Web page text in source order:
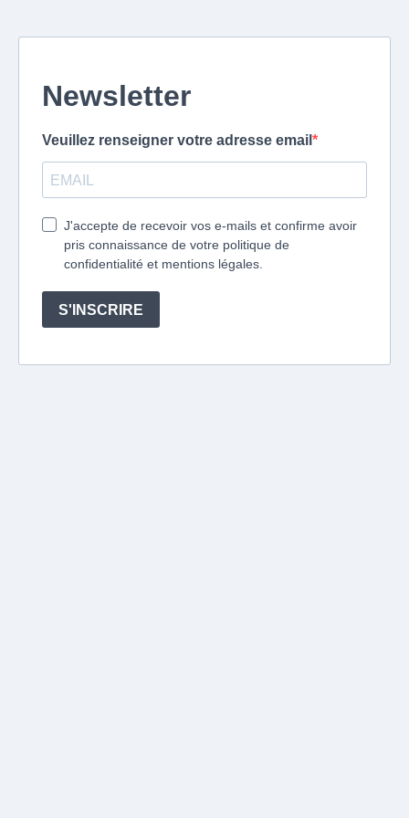
Newsletter
Veuillez renseigner votre adresse email
J'accepte de recevoir vos e-mails et confirme avoir
pris connaissance de votre politique de
confidentialité et mentions légales.
S'INSCRIRE